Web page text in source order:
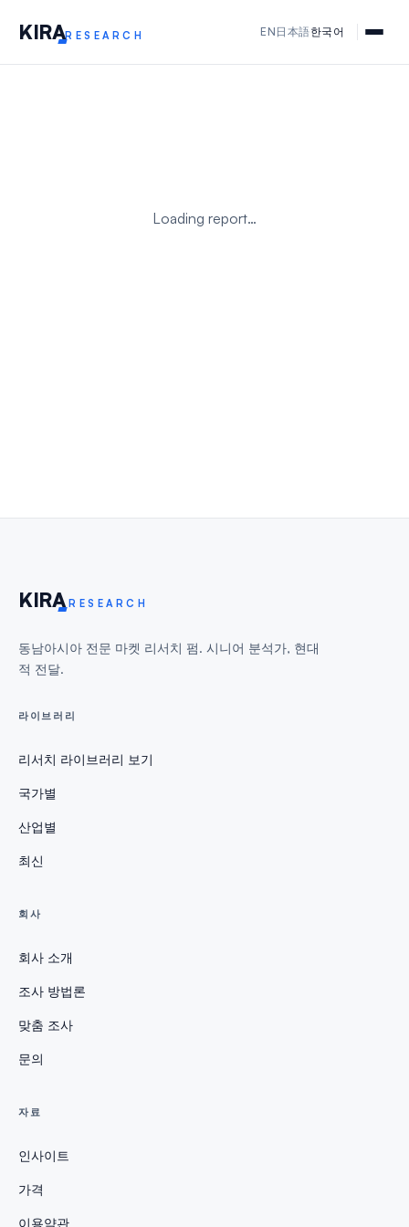
KIRARESEARCH EN 日本語한국어
Loading report…
KIRA RESEARCH
동남아시아 전문 마켓 리서치 펌. 시니어 분석가, 현대
적 전달.
라이브러리
리서치 라이브러리 보기
국가별
산업별
최신
회사
회사 소개
조사 방법론
맞춤 조사
문의
자료
인사이트
가격
이용약관